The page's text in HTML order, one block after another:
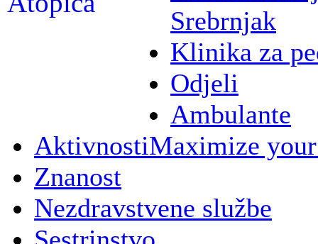
Srebrnjak
Klinika za
Odjeli
Ambulante
AktivnostiMaximize
Znanost
Nezdravstvene službe